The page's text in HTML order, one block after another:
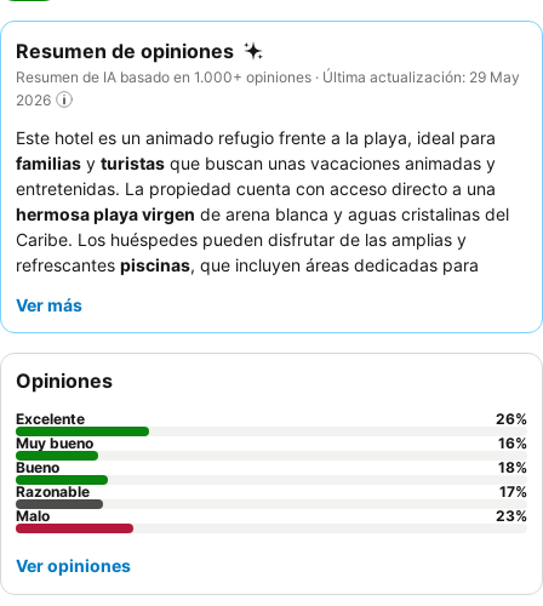
Resumen de opiniones
Resumen de IA basado en 1.000+ opiniones · Última actualización: 29 May
2026
Este hotel es un animado refugio frente a la playa, ideal para
familias y turistas que buscan unas vacaciones animadas y
entretenidas. La propiedad cuenta con acceso directo a una
hermosa playa virgen de arena blanca y aguas cristalinas del
Caribe. Los huéspedes pueden disfrutar de las amplias y
refrescantes piscinas, que incluyen áreas dedicadas para
fiesta de la espuma y los atractivos espectáculos nocturnos. El
recibe constantemente elogios por su dedicación y su
capacidad para crear un ambiente acogedor, complementado
con cócteles y bebidas de buena calidad en los bares. Para una
experiencia verdaderamente superior, considere cenar en los
restaurantes de especialidades
menús diversos.
Ver más
Opiniones
Excelente 26%
Muy bueno
16%
Bueno
18%
Razonable
17%
Malo
23%
Ver opiniones